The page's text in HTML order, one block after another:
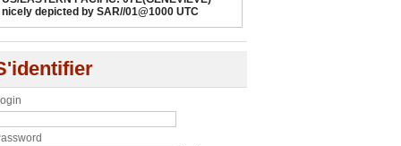
nicely depicted by SAR//01@1000 UTC